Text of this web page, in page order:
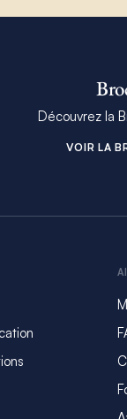
Découvrez la
VOIR LA